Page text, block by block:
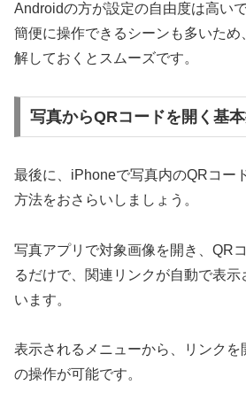
Androidの方が設定の自由度は高い
簡便に操作できるシーンも多いため
解しておくとスムーズです。
写真からQRコードを開く基
最後に、iPhoneで写真内のQRコー
方法をおさらいしましょう。
写真アプリで対象画像を開き、QR
るだけで、関連リンクが自動で表示
います。
表示されるメニューから、リンク
の操作が可能です。